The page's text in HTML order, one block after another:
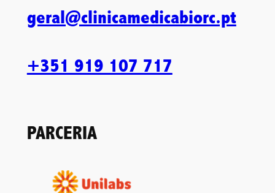
geral@clinicamedicabiorc.pt
+351 919 107 717
PARCERIA